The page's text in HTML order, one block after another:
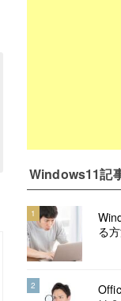
Windows11記
1
る
2